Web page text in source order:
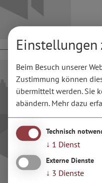
Einstellungen
Beim Besuch unserer
Zustimmung können
übermittelt werden. Sie
abändern. Mehr dazu
Technisch
↓ 1 Dienst
Externe Dienste
↓ 3 Dienste